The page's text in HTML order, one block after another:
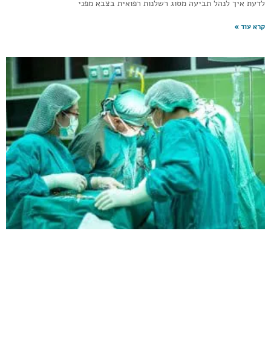
לדעת איך לנהל תביעה מסוג רשלנות רפואית בצבא מפני
קרא עוד »